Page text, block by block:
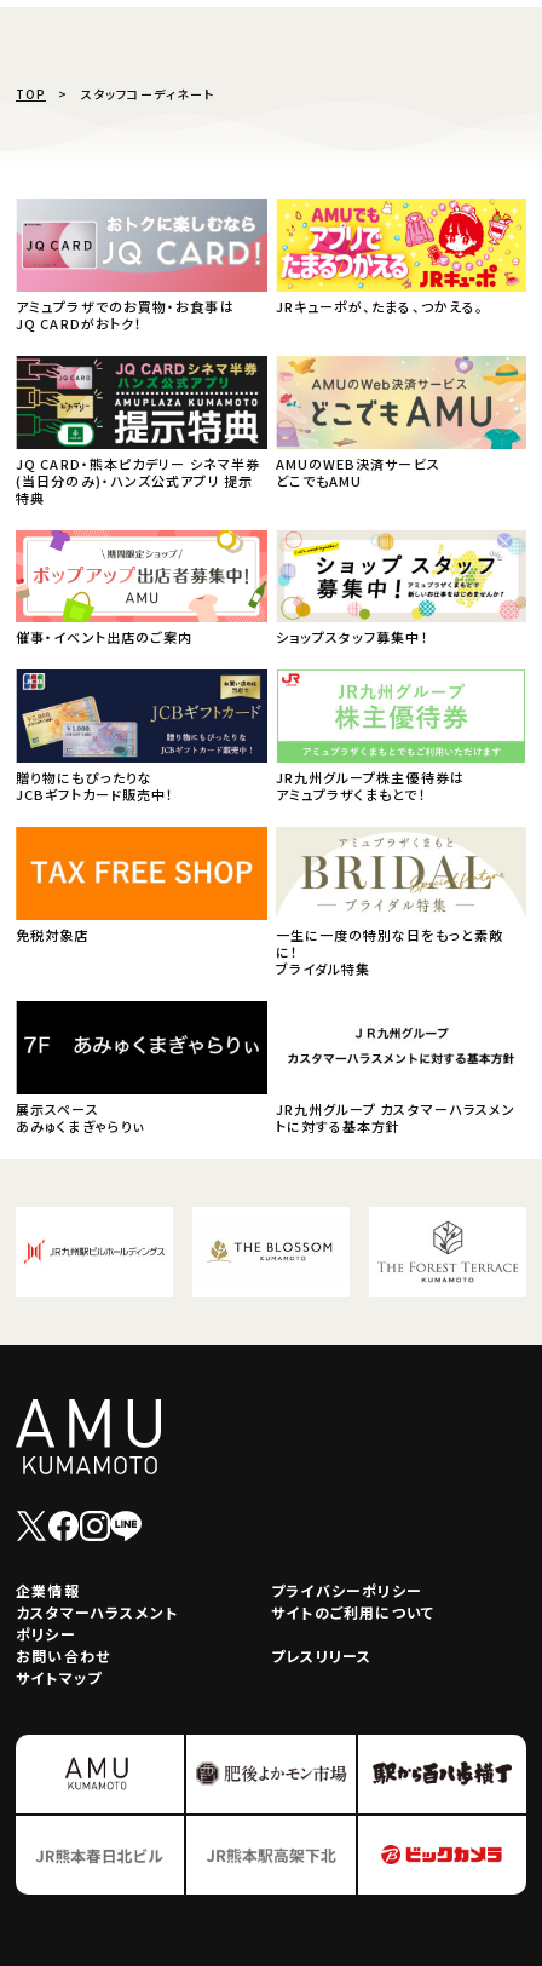
TOP スタッフコーディネート
アミュプラザでのお買物・お食事は
JQ CARDがおトク！
JRキューポが、たまる、つかえる。
JQ CARD・熊本ピカデリー シネマ半券
(当日分のみ)・ハンズ公式アプリ 提示
特典
AMUのWEB決済サービス
どこでもAMU
催事・イベント出店のご案内 ショップスタッフ募集中！
贈り物にもぴったりな
JCBギフトカード販売中！
JR九州グループ株主優待券は
アミュプラザくまもとで！
免税対象店
一生に一度の特別な日をもっと素敵
に！
ブライダル特集
展示スペース
あみゅくまぎゃらりぃ
JR九州グループ カスタマーハラスメン
トに対する基本方針
企業情報
プライバシーポリシー
カスタマーハラスメント
ポリシー
サイトのご利用について
お問い合わせ
プレスリリース
サイトマップ